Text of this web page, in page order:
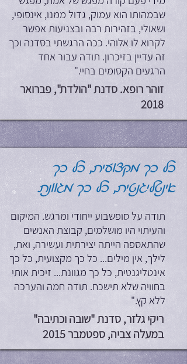
שבמהותו הוא עמוק, גדול ממנו, אינסופי,
ושאולי, בזהירות רבה ובצניעות אפשר
לקרוא לו אלוהי. ככה הרגשתי בסדנה וכך
זה עדיין בזיכרון. תודה עבור אחד
הרגעים הקסומים בחיי."
זוהר רופא. סדנת "הולדת", פברואר
2018
כל כך מקצועית, כל כך
אינטליגנטית, כל כך מגוונת
תודה על סופשבוע ייחודי ומרגש. המיקום
והעיתוי היו מושלמים, קבוצת האנשים
שהתאספה הייתה יצירתית ועשירה, ואת,
לילך, אין מילים... כל כך מקצועית, כל כך
אינטליגנטית, כל כך מגוונת... זיכית אותי
בחוויה שלא תישכח. תודה חמה והערכה
ללא קץ."
ריקי גלזר, סדנת "שובה וכתיבה"
במעלה צביה, ספטמבר 2015